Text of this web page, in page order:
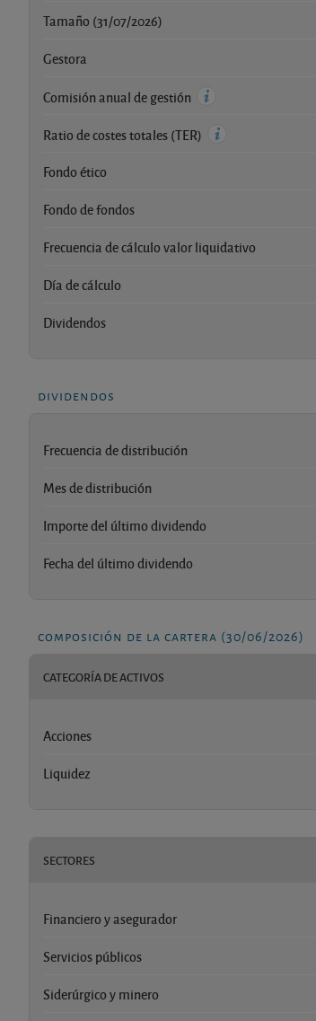
Tamaño (31/07/2026)
Gestora
Comisión anual de gestión
Ratio de costes totales (TER)
Fondo ético
Fondo de fondos
Frecuencia de cálculo valor liquidativo
Día de cálculo
Dividendos
dividendos
Frecuencia de distribución
Mes de distribución
Importe del último dividendo
Fecha del último dividendo
composición de la cartera (30/06/2026)
CATEGORÍA DE ACTIVOS
Acciones
Liquidez
SECTORES
Financiero y asegurador
Servicios públicos
Siderúrgico y minero